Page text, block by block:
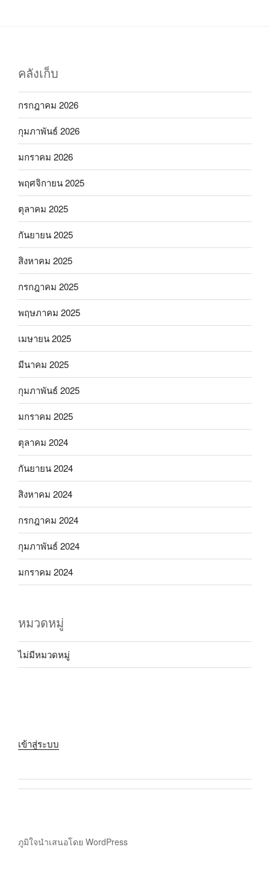
คลังเก็บ
กรกฎาคม 2026
กุมภาพันธ์ 2026
มกราคม 2026
พฤศจิกายน 2025
ตุลาคม 2025
กันยายน 2025
สิงหาคม 2025
กรกฎาคม 2025
พฤษภาคม 2025
เมษายน 2025
มีนาคม 2025
กุมภาพันธ์ 2025
มกราคม 2025
ตุลาคม 2024
กันยายน 2024
สิงหาคม 2024
กรกฎาคม 2024
กุมภาพันธ์ 2024
มกราคม 2024
หมวดหมู่
ไม่มีหมวดหมู่
เข้าสู่ระบบ
ภูมิใจนำเสนอโดย WordPress